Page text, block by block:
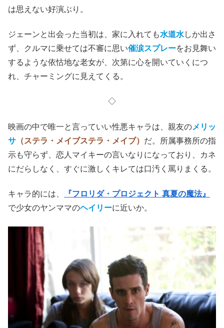
は思えない好演ぶり。
ジェーンと出会った当初は、家に入れても水道水しか出さ
ず、クルマに乗せては不審に思い催涙スプレーをお見舞い
するような依怙地な老女が、次第に心を開いていくにつ
れ、チャーミングに見えてくる。
◇
映画の中で唯一と言っていい性悪キャラは、親友のメリッ
サ （ステラ・メイブステラ・メイブ） だ。所属事務所の指
示も守らず、恋人マイキーの言いなりになっており、カネ
にだらしなく、すぐに激しくキレては口汚く罵りまくる。
キャラ的には、
『フロリダ・プロジェクト 真夏の魔法』
で少女のヤンママのヘイリーに近いか。